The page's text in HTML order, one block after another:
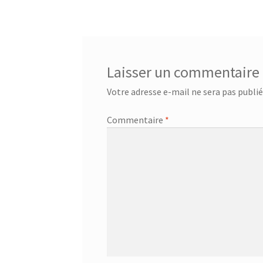
Laisser un commentaire
Votre adresse e-mail ne sera pas
Commentaire *